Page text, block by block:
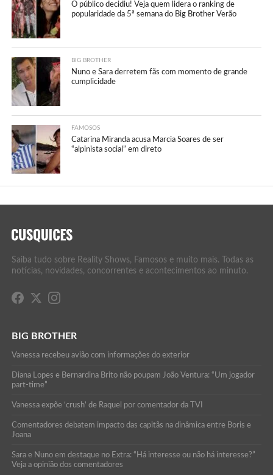
O público decidiu! Veja quem lidera o ranking de
popularidade da 5ª semana do Big Brother Verão
BIG BROTHER
Nuno e Sara derretem fãs com momento de grande
cumplicidade
FAMOSOS
Catarina Miranda acusa Marcia Soares de ser
“alpinista social” em direto
Saiba tudo sobre Reality Shows, Famosos e muito mais. Todas as
notícias, novidades, concorrentes e acontecimentos ao minuto.
BIG BROTHER
Vanessa recebeu avião com informações do exterior
Diana Lopes e Bernardina Brito não poupam João Ventura: “Um jogador
part-time”
Vanessa expõe ‘crush’ de Raquel por comentador da TVI
Comentadores debatem impacto das capitãs na dinâmica entre Boris e
Joana
Sara e Nuno em destaque no Extra: “Há interesse ou não há interesse?”
Veja a opinião dos comentadores